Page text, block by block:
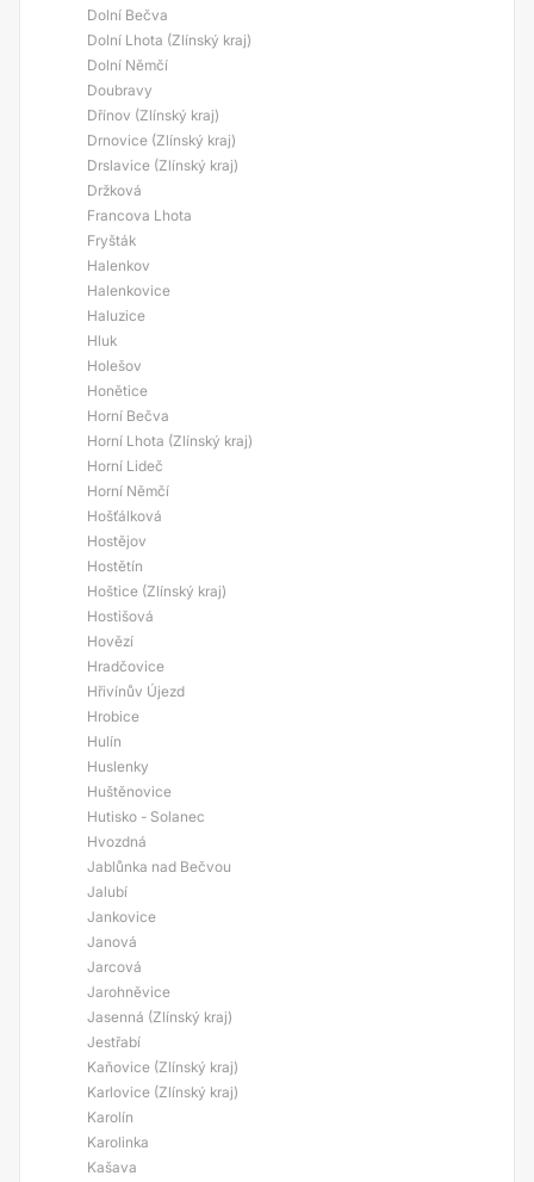
Dolní Bečva
Dolní Lhota (Zlínský kraj)
Dolní Němčí
Doubravy
Dřínov (Zlínský kraj)
Drnovice (Zlínský kraj)
Drslavice (Zlínský kraj)
Držková
Francova Lhota
Fryšták
Halenkov
Halenkovice
Haluzice
Hluk
Holešov
Honětice
Horní Bečva
Horní Lhota (Zlínský kraj)
Horní Lideč
Horní Němčí
Hošťálková
Hostějov
Hostětín
Hoštice (Zlínský kraj)
Hostišová
Hovězí
Hradčovice
Hřivínův Újezd
Hrobice
Hulín
Huslenky
Huštěnovice
Hutisko - Solanec
Hvozdná
Jablůnka nad Bečvou
Jalubí
Jankovice
Janová
Jarcová
Jarohněvice
Jasenná (Zlínský kraj)
Jestřabí
Kaňovice (Zlínský kraj)
Karlovice (Zlínský kraj)
Karolín
Karolinka
Kašava